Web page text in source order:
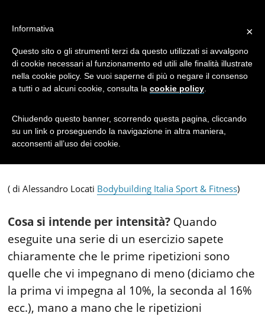
Il Concetto di
Intensità: le
tecniche di
sovraccarico
( di Alessandro Locati Bodybuilding Italia Sport & Fitness)
Cosa si intende per intensità? Quando
eseguite una serie di un esercizio sapete
chiaramente che le prime ripetizioni sono
quelle che vi impegnano di meno (diciamo che
la prima vi impegna al 10%, la seconda al 16%
ecc.), mano a mano che le ripetizioni
×
Informativa
Questo sito o gli strumenti terzi da questo utilizzati si avvalgono
di cookie necessari al funzionamento ed utili alle finalità illustrate
nella cookie policy. Se vuoi saperne di più o negare il consenso
a tutti o ad alcuni cookie, consulta la cookie policy
Chiudendo questo banner, scorrendo questa pagina, cliccando
su un link o proseguendo la navigazione in altra maniera,
acconsenti all’uso dei cookie.